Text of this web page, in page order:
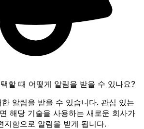
할 때 어떻게 알림을 받을 수 있나요?
알림을 받을 수 있습니다. 관심 있는
해당 기술을 사용하는 새로운 회사가
지함으로 알림을 받게 됩니다.